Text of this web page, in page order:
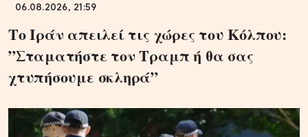
06.08.2026, 21:59
Το Ιράν απειλεί τις χώρες του Κόλπου:
”Σταματήστε τον Τραμπ ή θα σας
χτυπήσουμε σκληρά”